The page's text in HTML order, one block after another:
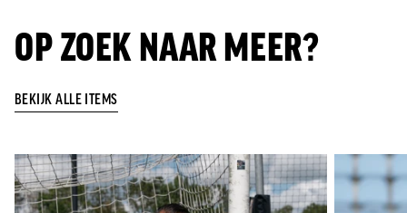
OP ZOEK NAAR MEER?
BEKIJK ALLE ITEMS